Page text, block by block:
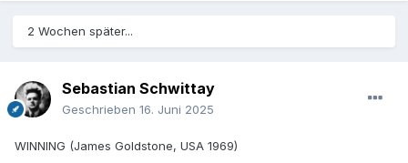
2 Wochen später...
Sebastian Schwittay
Geschrieben 16. Juni 2025
WINNING (James Goldstone, USA 1969)